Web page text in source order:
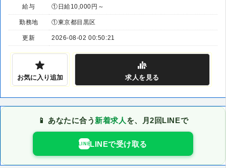
給与 ①日給10,000円～
勤務地 ①東京都目黒区
更新 2026-08-02 00:50:21
お気に入り追加 求人を見る
📱 あなたに合う 新着求人 を、月2回LINEで
LINELINEで受け取る